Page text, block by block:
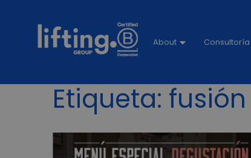
About Consultoría
Etiqueta: fusión